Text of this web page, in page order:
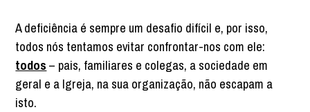
A deficiência é sempre um desafio difícil e, por isso,
todos nós tentamos evitar confrontar-nos com ele:
todos – pais, familiares e colegas, a sociedade em
geral e a Igreja, na sua organização, não escapam a
isto.